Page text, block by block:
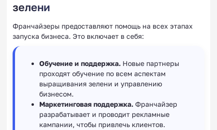
зелени
Франчайзеры предоставляют помощь на всех этапах
запуска бизнеса. Это включает в себя:
Обучение и поддержка. Новые партнеры
проходят обучение по всем аспектам
выращивания зелени и управлению
бизнесом.
Маркетинговая поддержка. Франчайзер
разрабатывает и проводит рекламные
кампании, чтобы привлечь клиентов.